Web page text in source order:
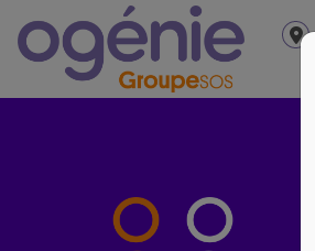
Panneau de gestion des cookies